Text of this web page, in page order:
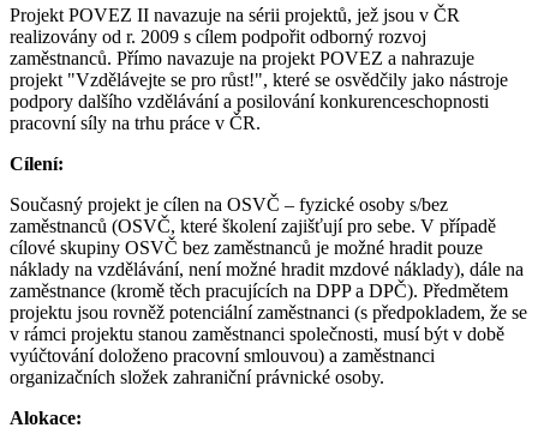
Projekt POVEZ II navazuje na sérii projektů, jež jsou v ČR
realizovány od r. 2009 s cílem podpořit odborný rozvoj
zaměstnanců. Přímo navazuje na projekt POVEZ a nahrazuje
projekt "Vzdělávejte se pro růst!", které se osvědčily jako nástroje
podpory dalšího vzdělávání a posilování konkurenceschopnosti
pracovní síly na trhu práce v ČR.
Cílení:
Současný projekt je cílen na OSVČ – fyzické osoby s/bez
zaměstnanců (OSVČ, které školení zajišťují pro sebe. V případě
cílové skupiny OSVČ bez zaměstnanců je možné hradit pouze
náklady na vzdělávání, není možné hradit mzdové náklady), dále na
zaměstnance (kromě těch pracujících na DPP a DPČ). Předmětem
projektu jsou rovněž potenciální zaměstnanci (s předpokladem, že se
v rámci projektu stanou zaměstnanci společnosti, musí být v době
vyúčtování doloženo pracovní smlouvou) a zaměstnanci
organizačních složek zahraniční právnické osoby.
Alokace: